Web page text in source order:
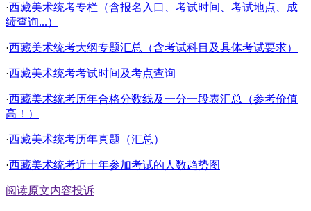
·西藏美术统考专栏（含报名入口、考试时间、考试地点、成
绩查询...）
·西藏美术统考大纲专题汇总（含考试科目及具体考试要求）
·西藏美术统考考试时间及考点查询
·西藏美术统考历年合格分数线及一分一段表汇总（参考价值
高！）
·西藏美术统考历年真题（汇总）
·西藏美术统考近十年参加考试的人数趋势图
阅读原文内容投诉